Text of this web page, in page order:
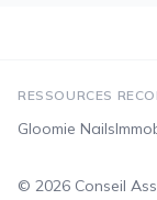
RESSOURCES
Gloomie Nails
© 2026 Conseil